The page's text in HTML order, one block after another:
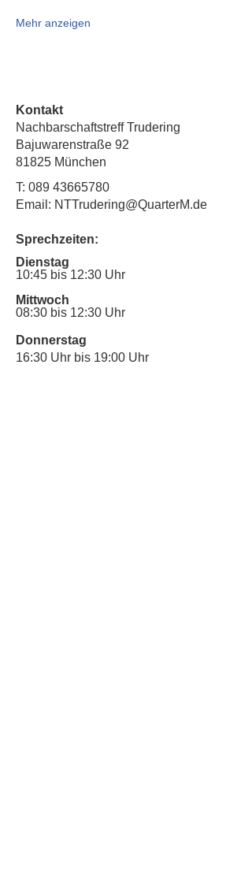
Mehr anzeigen
Kontakt
Nachbarschaftstreff Trudering
Bajuwarenstraße 92
81825 München
T: 089 43665780
Email: NTTrudering@QuarterM.de
Sprechzeiten:
Dienstag
10:45 bis 12:30 Uhr
Mittwoch
08:30 bis 12:30 Uhr
Donnerstag
16:30 Uhr bis 19:00 Uhr